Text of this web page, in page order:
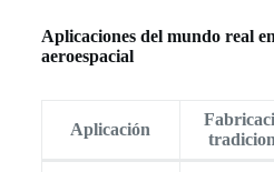
Aplicaciones del mundo real
aeroespacial
Aplicación